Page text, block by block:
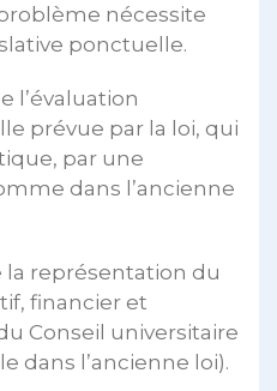
nécessite
ponctuelle.
l’évaluation
prévue par la loi, qui
par une
dans l’ancienne
représentation du
financier et
Conseil universitaire
dans l’ancienne loi).